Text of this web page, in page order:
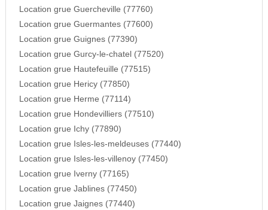
Location grue Guercheville (77760)
Location grue Guermantes (77600)
Location grue Guignes (77390)
Location grue Gurcy-le-chatel (77520)
Location grue Hautefeuille (77515)
Location grue Hericy (77850)
Location grue Herme (77114)
Location grue Hondevilliers (77510)
Location grue Ichy (77890)
Location grue Isles-les-meldeuses (77440)
Location grue Isles-les-villenoy (77450)
Location grue Iverny (77165)
Location grue Jablines (77450)
Location grue Jaignes (77440)